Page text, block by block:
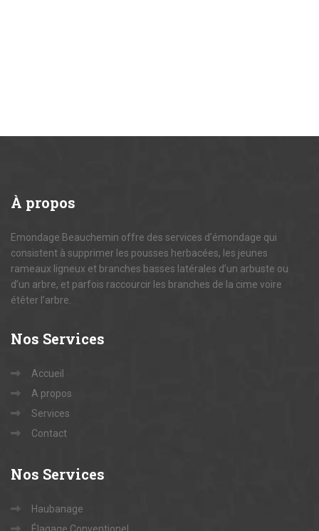
À propos
Emondage Beauchemin offre des services d’émondage qui
consistent à supprimer les pousses herbacées, les jeunes
rameaux ligneux et branches basses latérales d’un arbuste ou
d’un arbre, et parfois raccourcir les branches de la cime voire
étêter l’arbre.
Nos Services
Accueil
A propos
Services
Contact
Nos Services
Haubanage